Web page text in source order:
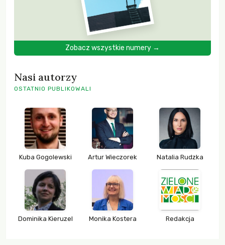
Zobacz wszystkie numery →
Nasi autorzy
OSTATNIO PUBLIKOWALI
Kuba Gogolewski Artur Wieczorek Natalia Rudzka
Dominika Kieruzel Monika Kostera Redakcja